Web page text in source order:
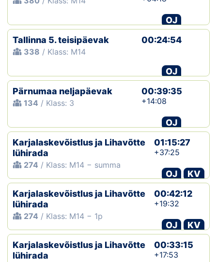
OJ
Tallinna 5. teisipäevak
338 / Klass: M14
00:24:54
OJ
Pärnumaa neljapäevak
134 / Klass: 3
00:39:35
+14:08
OJ
Karjalaskevõistlus ja Lihavõtte
lühirada
274 / Klass: M14 − summa
01:15:27
+37:25
OJ
KV
Karjalaskevõistlus ja Lihavõtte
lühirada
274 / Klass: M14 − 1p
00:42:12
+19:32
OJ
KV
Karjalaskevõistlus ja Lihavõtte
lühirada
00:33:15
+17:53